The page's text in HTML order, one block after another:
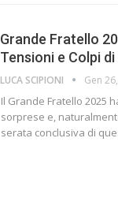
Grande Fratello
Tensioni e Colpi di
LUCA SCIPIONI Gen
Il Grande Fratello 2025
sorprese e,
serata conclusiva di